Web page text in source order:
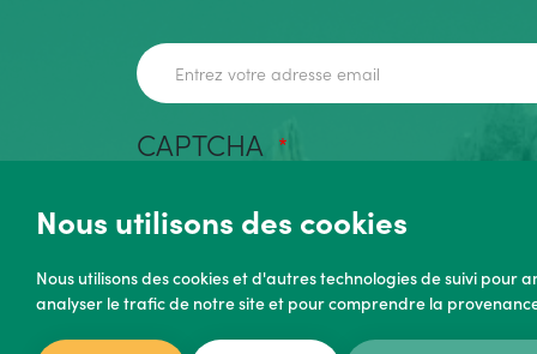
Nous utilisons des cookies
Nous utilisons des cookies et d'autres technologies de suivi
analyser le trafic de notre site et pour comprendre la
Adresse de courriel
CAPTCHA